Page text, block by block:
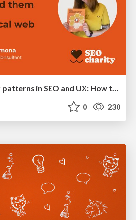
SEOcharity - Dark patterns in SEO and UX: How to avoid them and build a more ethical web
0 230